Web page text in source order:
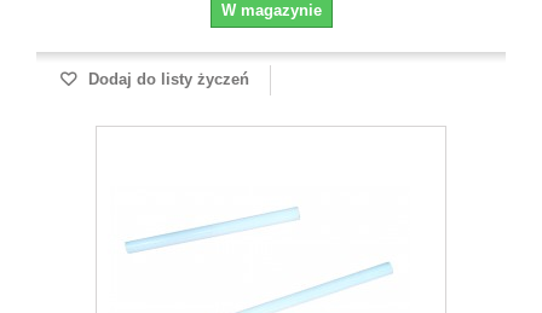
W magazynie
Dodaj do listy życzeń